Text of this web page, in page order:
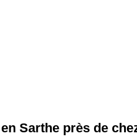
Sarthe près de